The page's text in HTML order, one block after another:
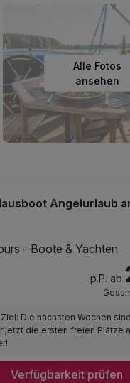
Alle Fotos
ansehen
Angelurlaub
- Boote & Yachten
p.P. ab
Die nächsten Wochen
jetzt die ersten freien Plätze
Verfügbarkeit prüfen